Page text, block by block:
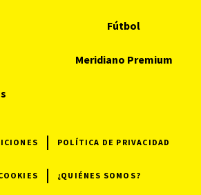
Fútbol
Meridiano Premium
POLÍTICA DE PRIVACIDAD
¿QUIÉNES SOMOS?